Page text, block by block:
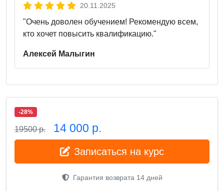
20.11.2025
"Очень доволен обучением! Рекомендую всем,
кто хочет повысить квалификацию."
Алексей Малыгин
-28%
19500 р. 14 000 р.
Записаться на курс
Гарантия возврата 14 дней